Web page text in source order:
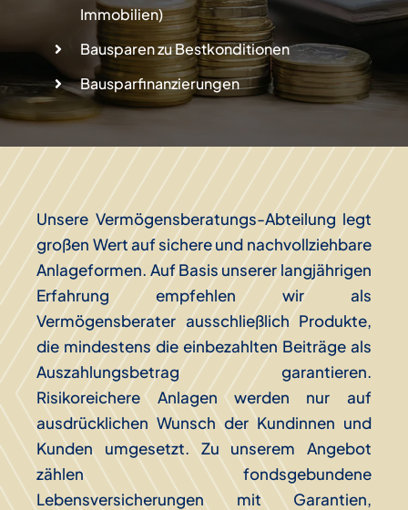
Immobilien)
Bausparen zu Bestkonditionen
Bausparfinanzierungen
Unsere Vermögensberatungs-Abteilung legt
großen Wert auf sichere und nachvollziehbare
Anlageformen. Auf Basis unserer langjährigen
Erfahrung empfehlen wir als
Vermögensberater ausschließlich Produkte,
die mindestens die einbezahlten Beiträge als
Auszahlungsbetrag garantieren.
Risikoreichere Anlagen werden nur auf
ausdrücklichen Wunsch der Kundinnen und
Kunden umgesetzt. Zu unserem Angebot
zählen fondsgebundene
Lebensversicherungen mit Garantien,